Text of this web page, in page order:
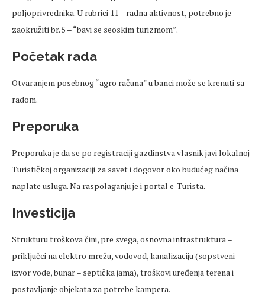
poljoprivrednika. U rubrici 11 – radna aktivnost, potrebno je
zaokružiti br. 5 – “bavi se seoskim turizmom”.
Početak rada
Otvaranjem posebnog “agro računa” u banci može se krenuti sa
radom.
Preporuka
Preporuka je da se po registraciji gazdinstva vlasnik javi lokalnoj
Turističkoj organizaciji za savet i dogovor oko budućeg načina
naplate usluga. Na raspolaganju je i portal e-Turista.
Investicija
Strukturu troškova čini, pre svega, osnovna infrastruktura –
priključci na elektro mrežu, vodovod, kanalizaciju (sopstveni
izvor vode, bunar – septička jama), troškovi uređenja terena i
postavljanje objekata za potrebe kampera.